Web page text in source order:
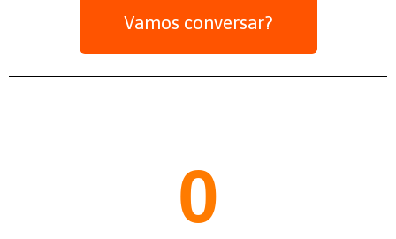
Vamos conversar?
0